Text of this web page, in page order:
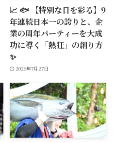
📈 🐟 【特別な日を彩る】9
年連続日本一の誇りと、企
業の周年パーティーを大成
功に導く「熱狂」の創り方
✨
2026年7月27日